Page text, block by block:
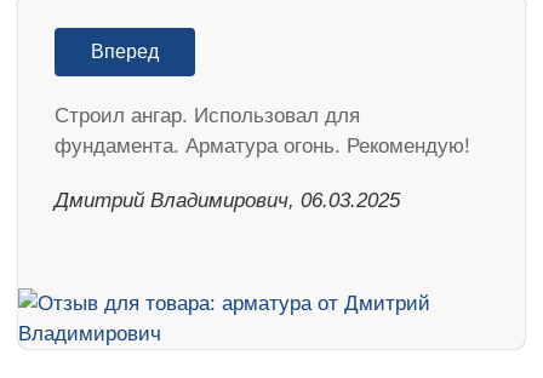
Вперед
Строил ангар. Использовал для
фундамента. Арматура огонь. Рекомендую!
Дмитрий Владимирович, 06.03.2025